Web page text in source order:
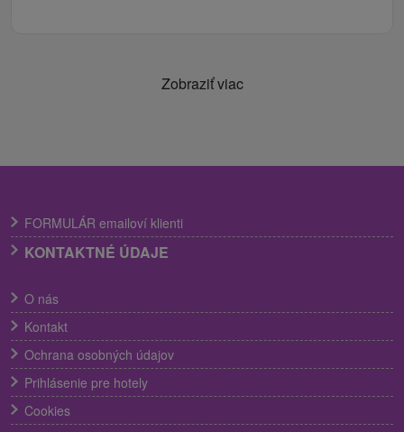
Zobraziť viac
FORMULÁR emailoví klienti
KONTAKTNÉ ÚDAJE
O nás
Kontakt
Ochrana osobných údajov
Prihlásenie pre hotely
Cookies